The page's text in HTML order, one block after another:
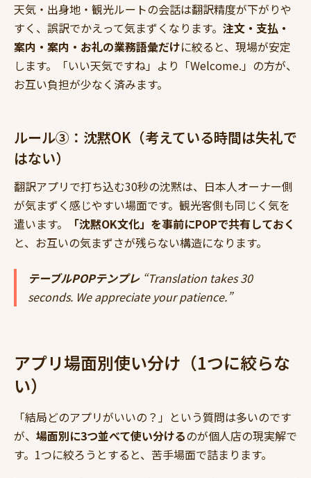
天気・出身地・観光ルートの会話は翻訳精度が下がりや
すく、誤訳でかえって気まずくなります。 注文・支払・
案内・案内・お礼の業務語彙だけに絞ると、現場が安定
します。「いい天気ですね」より「Welcome.」の方が、
お互い負担が少なく済みます。
ルール③：沈黙OK（考えている時間は失礼で
はない）
翻訳アプリで打ち込む30秒の沈黙は、日本人オーナー側
が気まずく感じやすい場面です。観光客側も同じく気を
遣います。
「沈黙OK文化」を事前にPOPで共有しておく
と、お互いの気まずさが残らない構造になります。
テーブルPOPテンプレ “Translation takes 30
seconds. We appreciate your patience.”
アプリ場面別使い分け（1つに絞らな
い）
「結局どのアプリがいいの？」という質問は多いのです
が、 場面別に3つ並べて使い分けるのが個人店の現実解で
す。1つに絞ろうとすると、苦手場面で詰まります。